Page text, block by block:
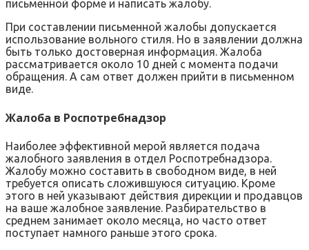
письменной форме и написать жалобу.
При составлении письменной жалобы допускается
использование вольного стиля. Но в заявлении должна
быть только достоверная информация. Жалоба
рассматривается около 10 дней с момента подачи
обращения. А сам ответ должен прийти в письменном
виде.
Жалоба в Роспотребнадзор
Наиболее эффективной мерой является подача
жалобного заявления в отдел Роспотребнадзора.
Жалобу можно составить в свободном виде, в ней
требуется описать сложившуюся ситуацию. Кроме
этого в ней указывают действия дирекции и продавцов
на ваше жалобное заявление. Разбирательство в
среднем занимает около месяца, но часто ответ
поступает намного раньше этого срока.